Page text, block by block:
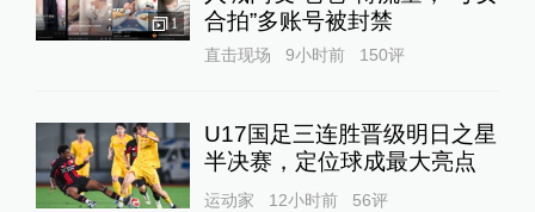
1
合拍”多账号被封禁
直击现场 9小时前 150评
U17国足三连胜晋级明日之星
半决赛，定位球成最大亮点
运动家 12小时前 56评